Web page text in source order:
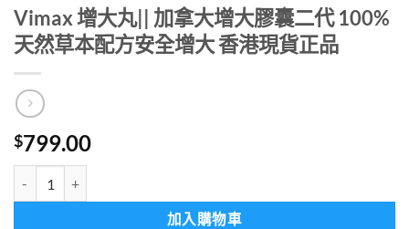
Vimax 增大丸|| 加拿大增大膠囊二代 100%
天然草本配方安全增大 香港現貨正品
$799.00
加入購物車